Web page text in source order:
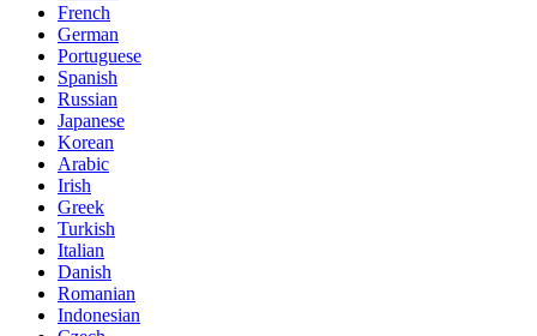
French
German
Portuguese
Spanish
Russian
Japanese
Korean
Arabic
Irish
Greek
Turkish
Italian
Danish
Romanian
Indonesian